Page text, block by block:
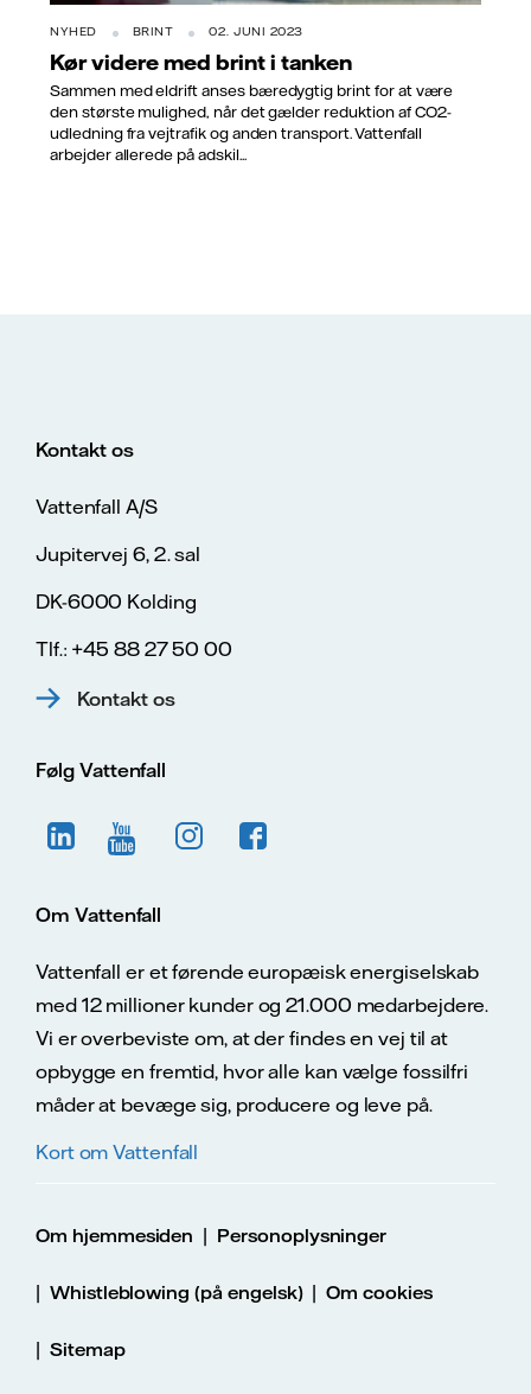
NYHED BRINT 02. JUNI 2023
Kør videre med brint i tanken
Sammen med eldrift anses bæredygtig brint for at være
den største mulighed, når det gælder reduktion af CO2-
udledning fra vejtrafik og anden transport. Vattenfall
arbejder allerede på adskil...
Kontakt os
Vattenfall A/S
Jupitervej 6, 2. sal
DK-6000 Kolding
Tlf.: +45 88 27 50 00
Kontakt os
Følg Vattenfall
Om Vattenfall
Vattenfall er et førende europæisk energiselskab
med 12 millioner kunder og 21.000 medarbejdere.
Vi er overbeviste om, at der findes en vej til at
opbygge en fremtid, hvor alle kan vælge fossilfri
måder at bevæge sig, producere og leve på.
Kort om Vattenfall
Om hjemmesiden | Personoplysninger
| Whistleblowing (på engelsk)|Om cookies
| Sitemap